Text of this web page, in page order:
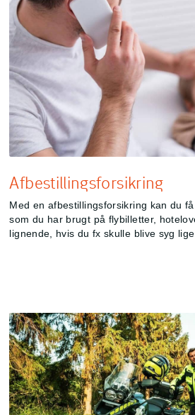
Afbestillingsforsikring
Med en afbestillingsforsikring kan du
som du har brugt på flybilletter,
lignende, hvis du fx skulle blive syg